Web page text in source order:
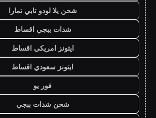
شحن يلا لودو تابي تمارا
شدات ببجي اقساط
ايتونز امريكي اقساط
ايتونز سعودي اقساط
فور يو
شحن شدات ببجي